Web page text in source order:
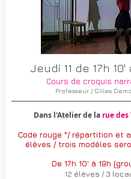
Jeudi 11 de 17h
Cours de croquis
Professeur / Gilles
Dans l'Atelier de la rue des
Code rouge °/répartition et
élèves / trois modèles
De 17h 10' à 19h
12 élèves / 3